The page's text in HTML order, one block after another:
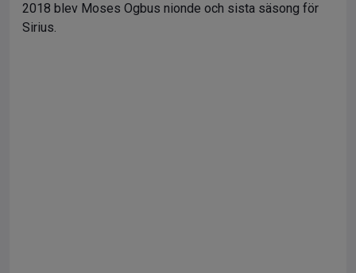
2018 blev Moses Ogbus nionde och sista säsong för
Sirius.